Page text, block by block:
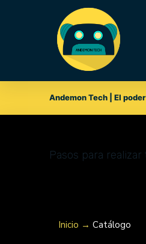
Andemon Tech | El
Pasos para
Inicio → Catálogo